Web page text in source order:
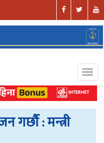
गर्छौ : मन्त्री